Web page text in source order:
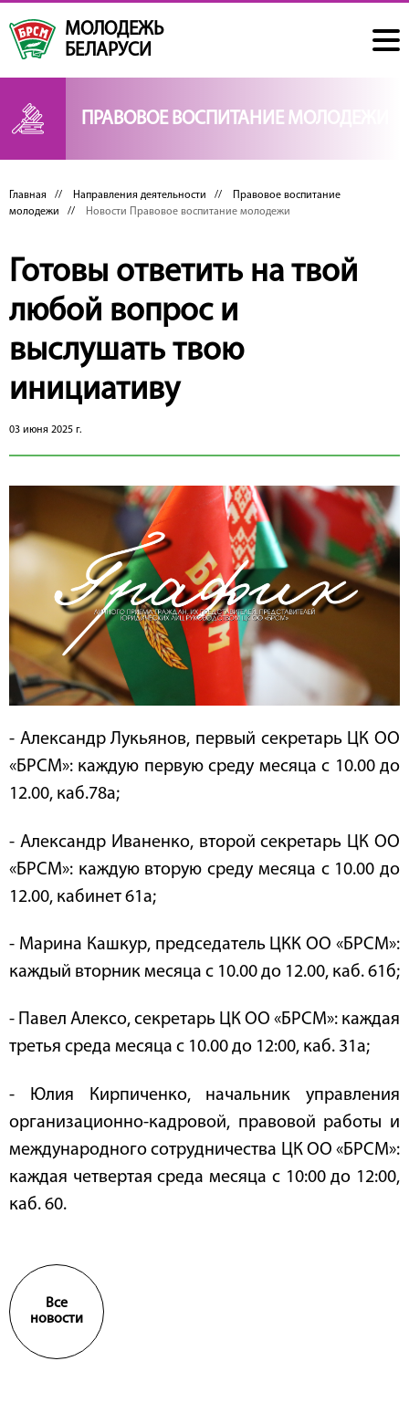
МОЛОДЕЖЬ
БЕЛАРУСИ
ПРАВОВОЕ ВОСПИТАНИЕ МОЛОДЕЖИ
Главная // Направления деятельности //
Правовое воспитание
молодежи // Новости Правовое воспитание молодежи
Готовы ответить на твой
любой вопрос и
выслушать твою
инициативу
03 июня 2025 г.
- Александр Лукьянов, первый секретарь ЦК ОО
«БРСМ»: каждую первую среду месяца с 10.00 до
12.00, каб.78a;
- Александр Иваненко, второй секретарь ЦК ОО
«БРСМ»: каждую вторую среду месяца с 10.00 до
12.00, кабинет 61a;
- Марина Кашкур, председатель ЦКК ОО «БРСМ»:
каждый вторник месяца с 10.00 до 12.00, каб. 61б;
- Павел Алексо, секретарь ЦК ОО «БРСМ»: каждая
третья среда месяца с 10.00 до 12:00, каб. 31a;
- Юлия Кирпиченко, начальник управления
организационно-кадровой, правовой работы и
международного сотрудничества ЦК ОО «БРСМ»:
каждая четвертая среда месяца с 10:00 до 12:00,
каб. 60.
Все
новости